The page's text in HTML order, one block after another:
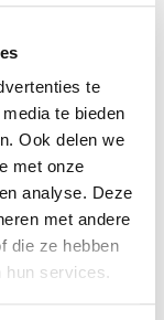
te
te bieden
Ook delen we
met onze
analyse. Deze
met andere
die ze hebben
hun services.